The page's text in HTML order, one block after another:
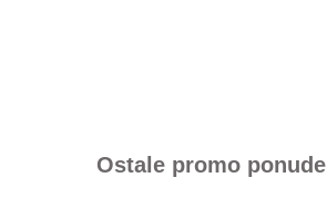
Ostale promo ponude